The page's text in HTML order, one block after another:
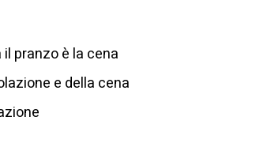
pranzo è la cena
e della cena